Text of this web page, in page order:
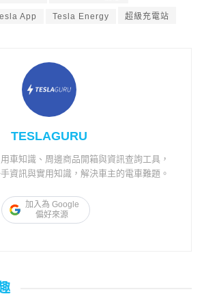
App Tesla Energy 超級充電站
TESLAGURU
車知識、周邊商品開箱與資訊查詢工具，
資訊與實用知識，解決車主的電車難題。
加入為 Google
偏好來源